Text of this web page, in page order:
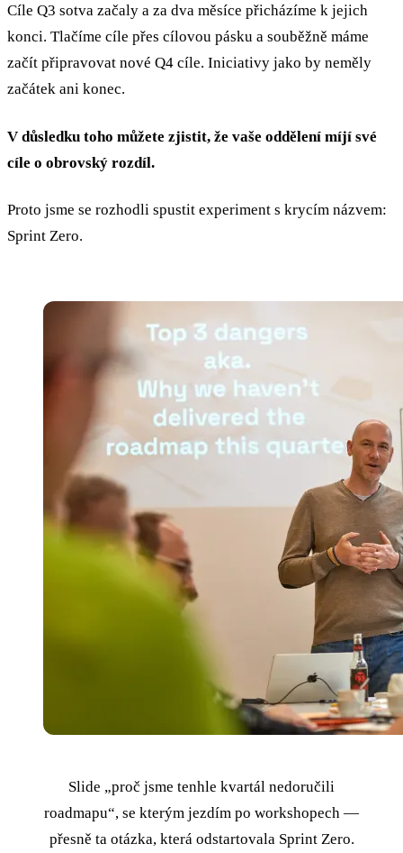
Cíle Q3 sotva začaly a za dva měsíce přicházíme k jejich
konci. Tlačíme cíle přes cílovou pásku a souběžně máme
začít připravovat nové Q4 cíle. Iniciativy jako by neměly
začátek ani konec.
V důsledku toho můžete zjistit, že vaše oddělení míjí své
cíle o obrovský rozdíl.
Proto jsme se rozhodli spustit experiment s krycím názvem:
Sprint Zero.
Slide „proč jsme tenhle kvartál nedoručili
roadmapu“, se kterým jezdím po workshopech —
přesně ta otázka, která odstartovala Sprint Zero.